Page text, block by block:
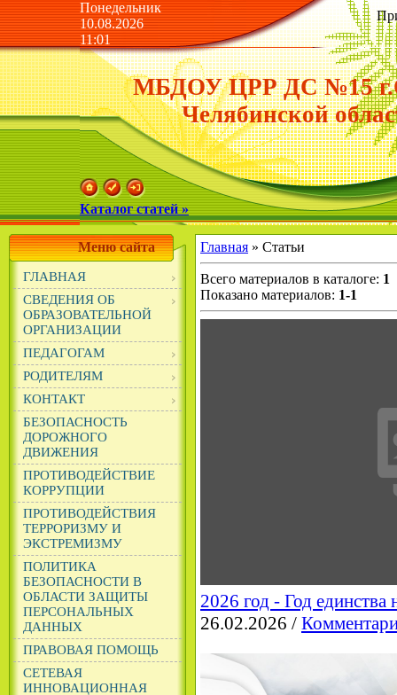
Понедельник
10.08.2026
11:01
МБДОУ ЦРР ДС №15
Челябинской
Каталог статей »
Меню сайта
ГЛАВНАЯ
СВЕДЕНИЯ ОБ
ОБРАЗОВАТЕЛЬНОЙ
ОРГАНИЗАЦИИ
ПЕДАГОГАМ
РОДИТЕЛЯМ
КОНТАКТ
БЕЗОПАСНОСТЬ
ДОРОЖНОГО
ДВИЖЕНИЯ
ПРОТИВОДЕЙСТВИЕ
КОРРУПЦИИ
ПРОТИВОДЕЙСТВИЯ
ТЕРРОРИЗМУ И
ЭКСТРЕМИЗМУ
ПОЛИТИКА
БЕЗОПАСНОСТИ В
ОБЛАСТИ ЗАЩИТЫ
ПЕРСОНАЛЬНЫХ
ДАННЫХ
ПРАВОВАЯ ПОМОЩЬ
СЕТЕВАЯ
ИННОВАЦИОННАЯ
Главная » Статьи
Всего материалов в каталоге: 1
Показано материалов: 1-1
2026 год - Год единства
26.02.2026 /